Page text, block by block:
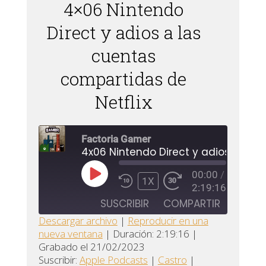
4×06 Nintendo
Direct y adios a las
cuentas
compartidas de
Netflix
Factoria Gamer
REPRODUCIR
EPISODIO
1X
00:00 /
2:19:16
SUSCRIBIR COMPARTIR
Apple
Podcasts
COMPARTIR
ENLACE
Descargar archivo | Reproducir en una
nueva ventana | Duración: 2:19:16 |
Grabado el 21/02/2023
Suscribir: Apple Podcasts | Castro |